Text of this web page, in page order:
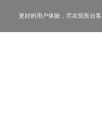
更好的用户体验， 尽在筑医台